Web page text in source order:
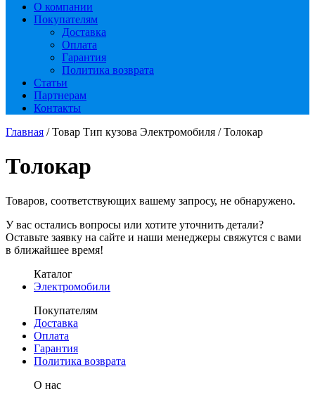
О компании
Покупателям
Доставка
Оплата
Гарантия
Политика возврата
Статьи
Партнерам
Контакты
Главная / Товар Тип кузова Электромобиля / Толокар
Толокар
Товаров, соответствующих вашему запросу, не обнаружено.
У вас остались вопросы или хотите уточнить детали?
Оставьте заявку на сайте и наши менеджеры свяжутся с вами
в ближайшее время!
Каталог
Электромобили
Покупателям
Доставка
Оплата
Гарантия
Политика возврата
О нас